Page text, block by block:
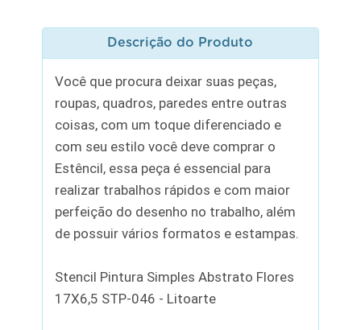
Descrição do Produto
Você que procura deixar suas peças,
roupas, quadros, paredes entre outras
coisas, com um toque diferenciado e
com seu estilo você deve comprar o
Estêncil, essa peça é essencial para
realizar trabalhos rápidos e com maior
perfeição do desenho no trabalho, além
de possuir vários formatos e estampas.
Stencil Pintura Simples Abstrato Flores
17X6,5 STP-046 - Litoarte